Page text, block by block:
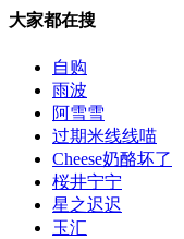
大家都在搜
自购
雨波
阿雪雪
过期米线线喵
Cheese奶酪坏了
桜井宁宁
星之迟迟
玉汇